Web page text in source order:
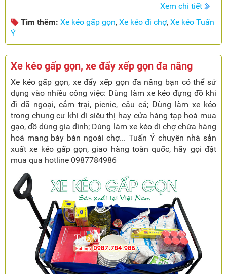
Xem chi tiết
Tìm thêm: Xe kéo gấp gọn, Xe kéo đi chợ, Xe kéo Tuấn
Ý
Xe kéo gấp gọn, xe đẩy xếp gọn đa năng
Xe kéo gấp gọn, xe đẩy xếp gọn đa năng bạn có thể sử
dụng vào nhiều công việc: Dùng làm xe kéo đựng đồ khi
đi dã ngoại, cắm trại, picnic, câu cá; Dùng làm xe kéo
trong chung cư khi đi siêu thị hay cửa hàng tạp hoá mua
gạo, đồ dùng gia đình; Dùng làm xe kéo đi chợ chứa hàng
hoá mang bày bán ngoài chợ... Tuấn Ý chuyên nhà sản
xuất xe kéo gấp gọn, giao hàng toàn quốc, hãy gọi đặt
mua qua hotline 0987784986